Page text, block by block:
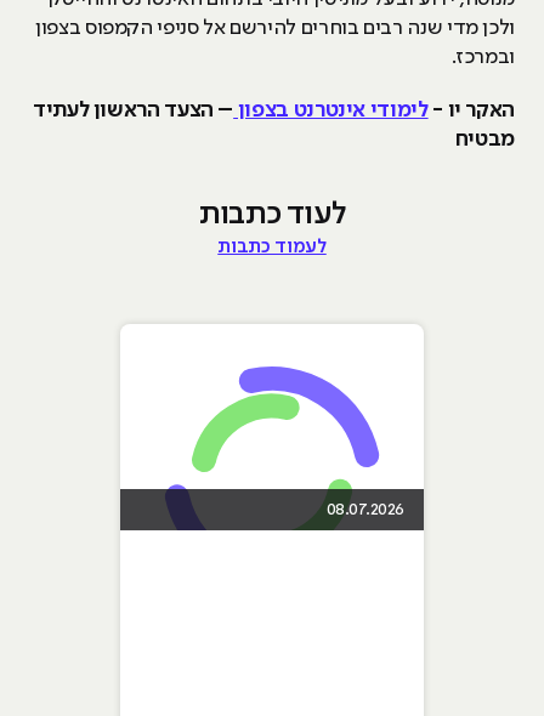
ולכן מדי שנה רבים בוחרים להירשם אל סניפי הקמפוס בצפון
ובמרכז.
האקר יו -לימודי אינטרנט בצפון – הצעד הראשון לעתיד
מבטיח
לעוד כתבות
לעמוד כתבות
08.07.2026